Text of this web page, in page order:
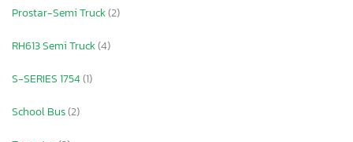
Prostar-Semi Truck(2)
RH613 Semi Truck(4)
S-SERIES 1754(1)
School Bus(2)